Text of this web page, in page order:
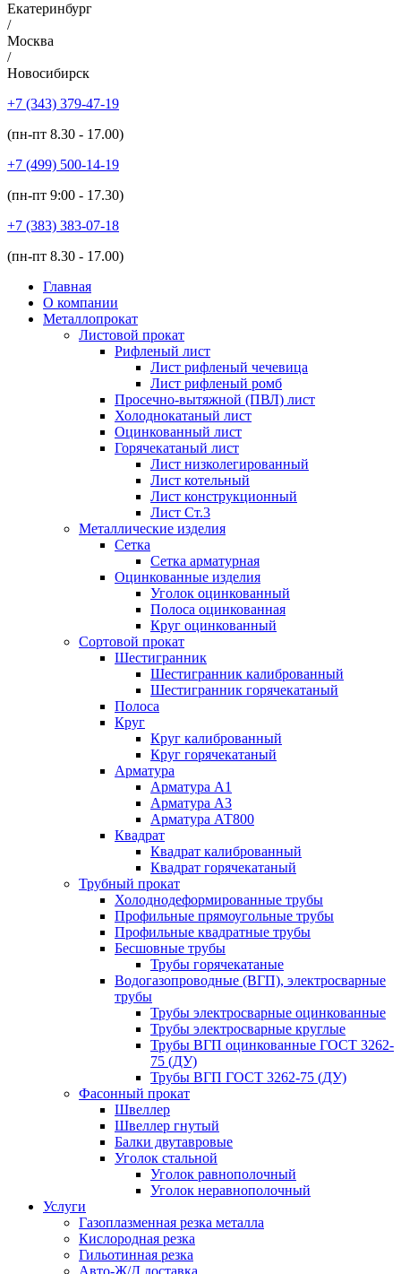
Екатеринбург
/
Москва
/
Новосибирск
+7 (343) 379-47-19
(пн-пт 8.30 - 17.00)
+7 (499) 500-14-19
(пн-пт 9:00 - 17.30)
+7 (383) 383-07-18
(пн-пт 8.30 - 17.00)
Главная
О компании
Металлопрокат
Листовой прокат
Рифленый лист
Лист рифленый чечевица
Лист рифленый ромб
Просечно-вытяжной (ПВЛ) лист
Холоднокатаный лист
Оцинкованный лист
Горячекатаный лист
Лист низколегированный
Лист котельный
Лист конструкционный
Лист Ст.3
Металлические изделия
Сетка
Сетка арматурная
Оцинкованные изделия
Уголок оцинкованный
Полоса оцинкованная
Круг оцинкованный
Сортовой прокат
Шестигранник
Шестигранник калиброванный
Шестигранник горячекатаный
Полоса
Круг
Круг калиброванный
Круг горячекатаный
Арматура
Арматура А1
Арматура А3
Арматура АТ800
Квадрат
Квадрат калиброванный
Квадрат горячекатаный
Трубный прокат
Холоднодеформированные трубы
Профильные прямоугольные трубы
Профильные квадратные трубы
Бесшовные трубы
Трубы горячекатаные
Водогазопроводные (ВГП), электросварные
трубы
Трубы электросварные оцинкованные
Трубы электросварные круглые
Трубы ВГП оцинкованные ГОСТ 3262-
75 (ДУ)
Трубы ВГП ГОСТ 3262-75 (ДУ)
Фасонный прокат
Швеллер
Швеллер гнутый
Балки двутавровые
Уголок стальной
Уголок равнополочный
Уголок неравнополочный
Услуги
Газоплазменная резка металла
Кислородная резка
Гильотинная резка
Авто-Ж/Д доставка